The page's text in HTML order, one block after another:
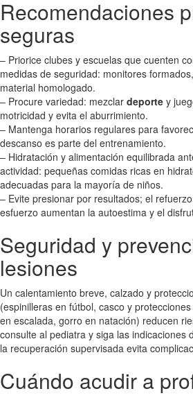
Recomendaciones
seguras
– Priorice clubes y escuelas que cuenten
medidas de seguridad: monitores
material homologado.
– Procure variedad: mezclar deporte y
motricidad y evita el aburrimiento.
– Mantenga horarios regulares para
descanso es parte del entrenamiento.
– Hidratación y alimentación equilibrada
actividad: pequeñas comidas ricas en
adecuadas para la mayoría de niños.
– Evite presionar por resultados; el
esfuerzo aumentan la autoestima y el
Seguridad y
lesiones
Un calentamiento breve, calzado y
(espinilleras en fútbol, casco y
en escalada, gorro en natación) reducen
consulte al pediatra y siga las indicaciones
la recuperación supervisada evita
Cuándo acudir a